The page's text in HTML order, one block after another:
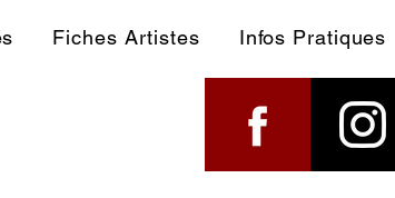
Fiches Artistes Infos Pratiques